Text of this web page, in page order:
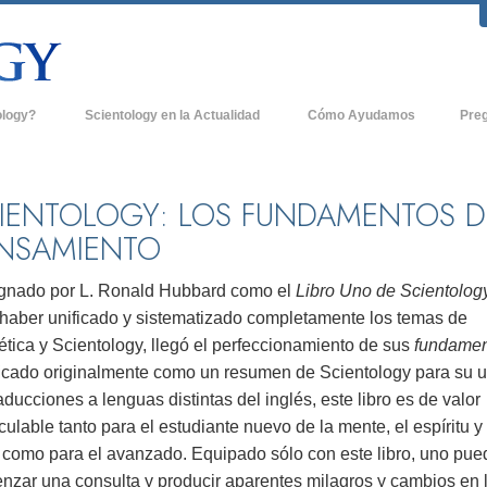
acerca de
de Scientology
es Grandeza?
Scientology en la Actualidad
Organizaciones Avanzadas
Freewinds
Llevando Scientology al Mundo
David Miscavige - Líder Eclesiástico de
Cómo Ayudamos
La
LOS FUNDAMENTOS
por L. Ronald Hubbard como el Libro Uno de
unificado y sistematizado completamente los temas de
y Scientology, llegó el perfeccionamiento de sus
originalmente como un resumen de Scientology para su
a lenguas distintas del inglés, este libro es de valor
tanto para el estudiante nuevo de la mente, el espíritu y
para el avanzado. Equipado sólo con este libro, uno
una consulta y producir aparentes milagros y cambios en